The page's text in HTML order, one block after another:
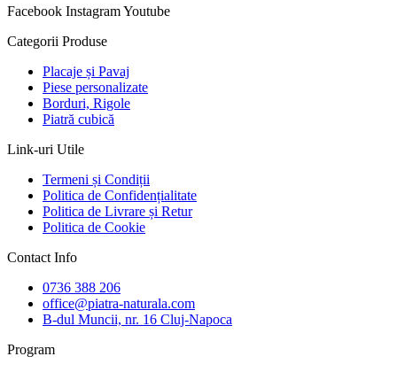
Facebook InstagramYoutube
Categorii Produse
Placaje și Pavaj
Piese personalizate
Borduri, Rigole
Piatră cubică
Link-uri Utile
Termeni și Condiții
Politica de Confidențialitate
Politica de Livrare și Retur
Politica de Cookie
Contact Info
0736 388 206
office@piatra-naturala.com
B-dul Muncii, nr. 16 Cluj-Napoca
Program